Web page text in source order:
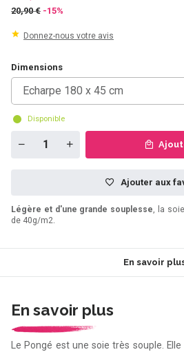
20,90 € -15%
Donnez-nous votre avis
Dimensions
Echarpe 180 x 45 cm
Disponible
Ajouter aux
Légère et d'une grande souplesse, la
de 40g/m2.
En savoir
En savoir plus
Le Pongé est une soie très souple.